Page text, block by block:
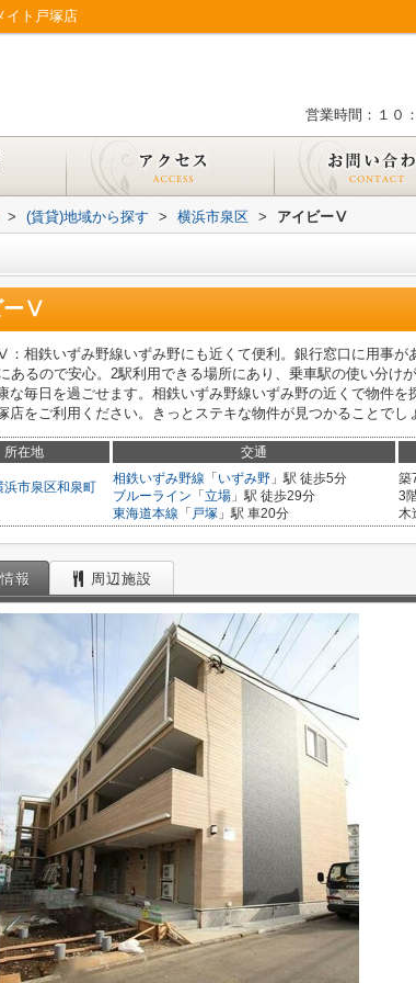
イト戸塚店
営業時間：１０
> (賃貸)地域から探す > 横浜市泉区 > アイビーⅤ
ーⅤ
：相鉄いずみ野線いずみ野にも近くて便利。銀行窓口に用事が
あるので安心。2駅利用できる場所にあり、乗車駅の使い分け
な毎日を過ごせます。相鉄いずみ野線いずみ野の近くで物件
をご利用ください。きっとステキな物件が見つかることでし
所在地 交通
浜市泉区和泉町
相鉄いずみ野線 「 いずみ野 」駅 徒歩5分
ブルーライン 「 立場 」駅 徒歩29分
東海道本線 「 戸塚 」駅 車20分
築
3
木
報 周辺施設